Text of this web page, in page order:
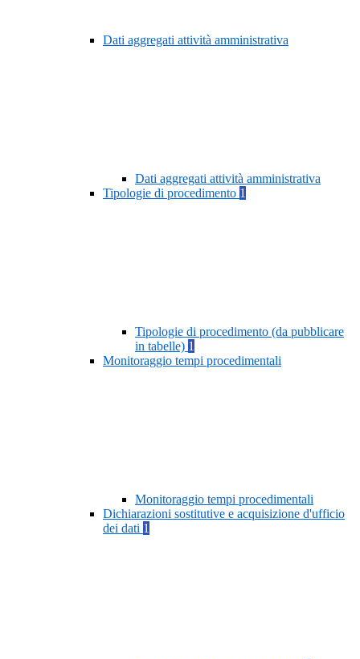
Dati aggregati attività amministrativa
Dati aggregati attività amministrativa
Tipologie di procedimento 1
Tipologie di procedimento (da pubblicare
in tabelle) 1
Monitoraggio tempi procedimentali
Monitoraggio tempi procedimentali
Dichiarazioni sostitutive e acquisizione d'ufficio
dei dati 1